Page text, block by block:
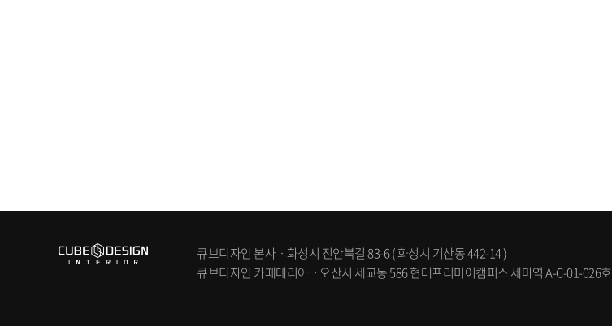
큐브디자인 본사ㆍ화성시 진안북길 83-6 ( 화성시 기산동 442-14 )
큐브디자인 카페테리아ㆍ오산시 세교동 586 현대프리미어캠퍼스 세마역 A-C-01-026호